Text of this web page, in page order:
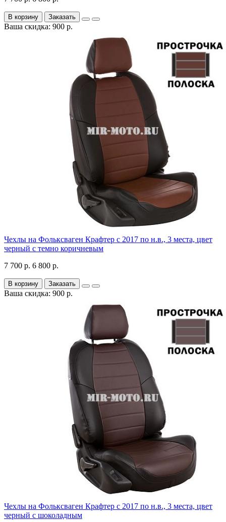
В корзину Заказать
Ваша скидка: 900 р.
Чехлы на Фольксваген Крафтер с 2017 по н.в., 3 места, цвет
черный с темно коричневым
7 700 р. 6 800 р.
В корзину Заказать
Ваша скидка: 900 р.
Чехлы на Фольксваген Крафтер с 2017 по н.в., 3 места, цвет
черный с шоколадным